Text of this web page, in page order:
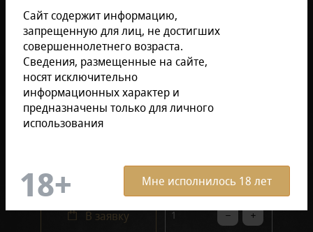
Сайт содержит информацию,
запрещенную для лиц, не достигших
совершеннолетнего возраста.
Сведения, размещенные на сайте,
носят исключительно
информационных характер и
предназначены только для личного
использования
Мне исполнилось 18 лет
Отзывов: 0
1 798 руб.
В заявку